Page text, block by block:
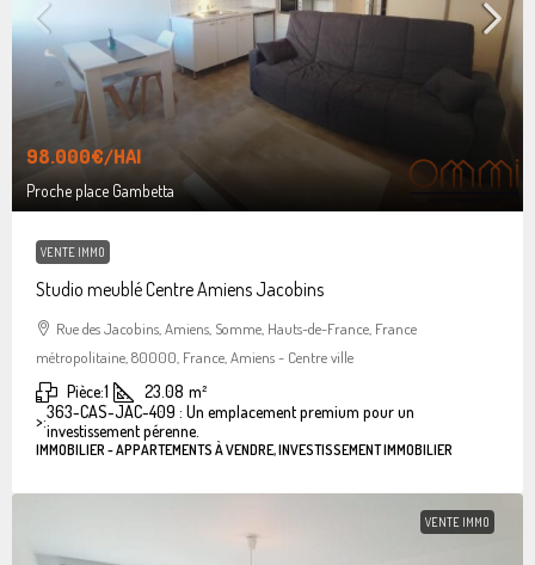
98.000€/HAI
Proche place Gambetta
VENTE IMMO
Studio meublé Centre Amiens Jacobins
Rue des Jacobins, Amiens, Somme, Hauts-de-France, France
métropolitaine, 80000, France, Amiens - Centre ville
Pièce:1 23.08 m²
>:363-CAS-JAC-409 : Un emplacement premium pour un
investissement pérenne.
IMMOBILIER - APPARTEMENTS À VENDRE, INVESTISSEMENT IMMOBILIER
VENTE IMMO